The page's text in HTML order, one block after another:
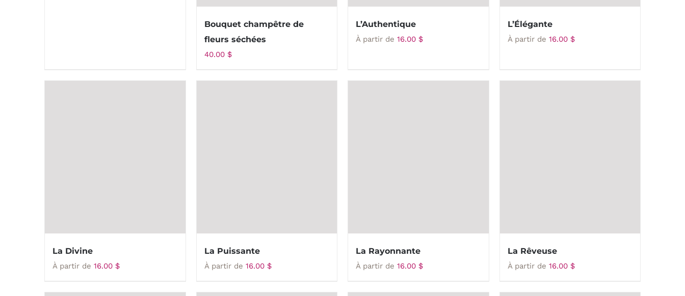
Bouquet champêtre de
fleurs séchées
40.00 $
L’Authentique
À partir de 16.00 $
L’Élégante
À partir de 16.00 $
La Divine
À partir de 16.00 $
La Puissante
À partir de 16.00 $
La Rayonnante
À partir de 16.00 $
La Rêveuse
À partir de 16.00 $